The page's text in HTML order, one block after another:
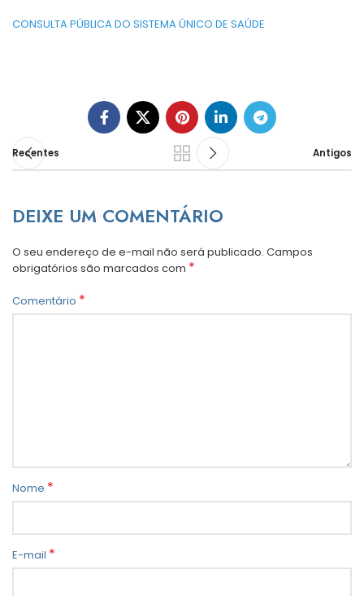
CONSULTA PÚBLICA DO SISTEMA ÚNICO DE SAÚDE
Recentes Antigos
DEIXE UM COMENTÁRIO
O seu endereço de e-mail não será publicado. Campos
obrigatórios são marcados com *
Comentário *
Nome *
E-mail *